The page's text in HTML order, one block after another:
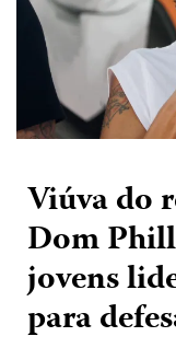
Viúva do
Dom
jovens
para